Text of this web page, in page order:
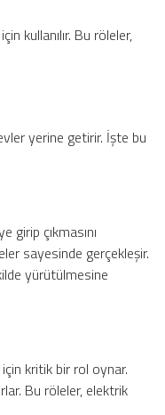
kullanılır. Bu röleler,
yerine getirir. İşte bu
çıkmasını
sayesinde gerçekleşir.
yürütülmesine
kritik bir rol oynar.
Bu röleler, elektrik